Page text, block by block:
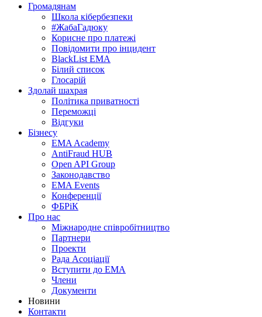
Громадянам
Школа кібербезпеки
#ЖабаГадюку
Корисне про платежі
Повідомити про інцидент
BlackList EMA
Білий список
Глосарій
Здолай шахрая
Політика приватності
Переможцi
Відгуки
Бізнесу
EMA Academy
AntiFraud HUB
Open API Group
Законодавство
EMA Events
Конференції
ФБРіК
Про нас
Міжнародне співробітництво
Партнери
Проекти
Рада Асоціації
Вступити до ЕМА
Члени
Документи
Новини
Контакти